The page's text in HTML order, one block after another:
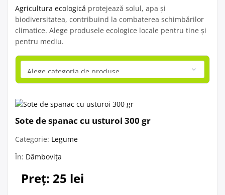
Agricultura ecologică protejează solul, apa și
biodiversitatea, contribuind la combaterea schimbărilor
climatice. Alege produsele ecologice locale pentru tine și
pentru mediu.
Sote de spanac cu usturoi 300 gr
Categorie: Legume
În: Dâmbovița
Preț: 25 lei